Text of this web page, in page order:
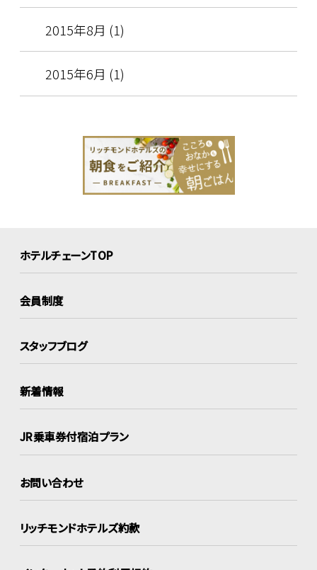
2015年8月 (1)
2015年6月 (1)
ホテルチェーンTOP
会員制度
スタッフブログ
新着情報
JR乗車券付宿泊プラン
お問い合わせ
リッチモンドホテルズ約款